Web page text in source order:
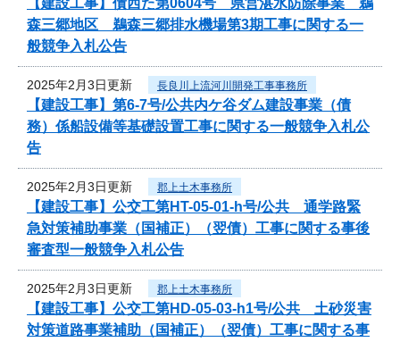
森三郷地区 鵜森三郷排水機場第3期工事に関する一
般競争入札公告
2025年2月3日更新 長良川上流河川開発工事事務所
【建設工事】第6-7号/公共内ケ谷ダム建設事業（債
務）係船設備等基礎設置工事に関する一般競争入札公
告
2025年2月3日更新 郡上土木事務所
【建設工事】公交工第HT-05-01-h号/公共 通学路緊
急対策補助事業（国補正）（翌債）工事に関する事後
審査型一般競争入札公告
2025年2月3日更新 郡上土木事務所
【建設工事】公交工第HD-05-03-h1号/公共 土砂災害
対策道路事業補助（国補正）（翌債）工事に関する事